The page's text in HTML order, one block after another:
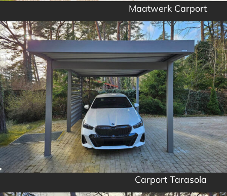
Maatwerk Carport
Carport Tarasola